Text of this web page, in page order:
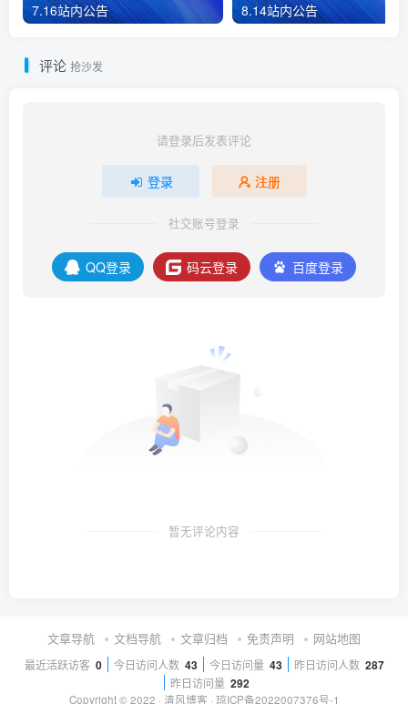
7.16站内公告 8.14站内公告
评论 抢沙发
请登录后发表评论
登录 注册
社交账号登录
QQ登录 码云登录 百度登录
暂无评论内容
文章导航 文档导航 文章归档 免责声明 网站地图
最近活跃访客 0 今日访问人数 43 今日访问量 43 昨日访问人数 287
昨日访问量 292
Copyright © 2022 · 清风博客 · 琼ICP备2022007376号-1